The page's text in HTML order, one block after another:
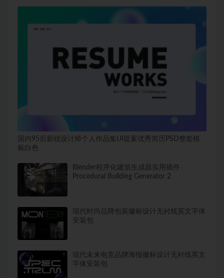
国内95后新锐设计师个人作品集UI提案优秀简历PSD整套模
板白色
Blender程序化建筑生成器实用插件
Procedural Building Generator 2
现代时尚品牌包装徽标设计无衬线英文字体
安装包
现代未来电竞品牌海报徽标设计无衬线英文
字体安装包